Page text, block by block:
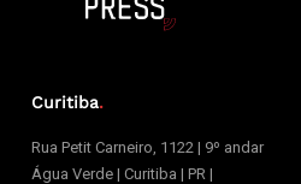
Curitiba.
Rua Petit Carneiro, 1122 | 9º andar
Água Verde | Curitiba | PR |